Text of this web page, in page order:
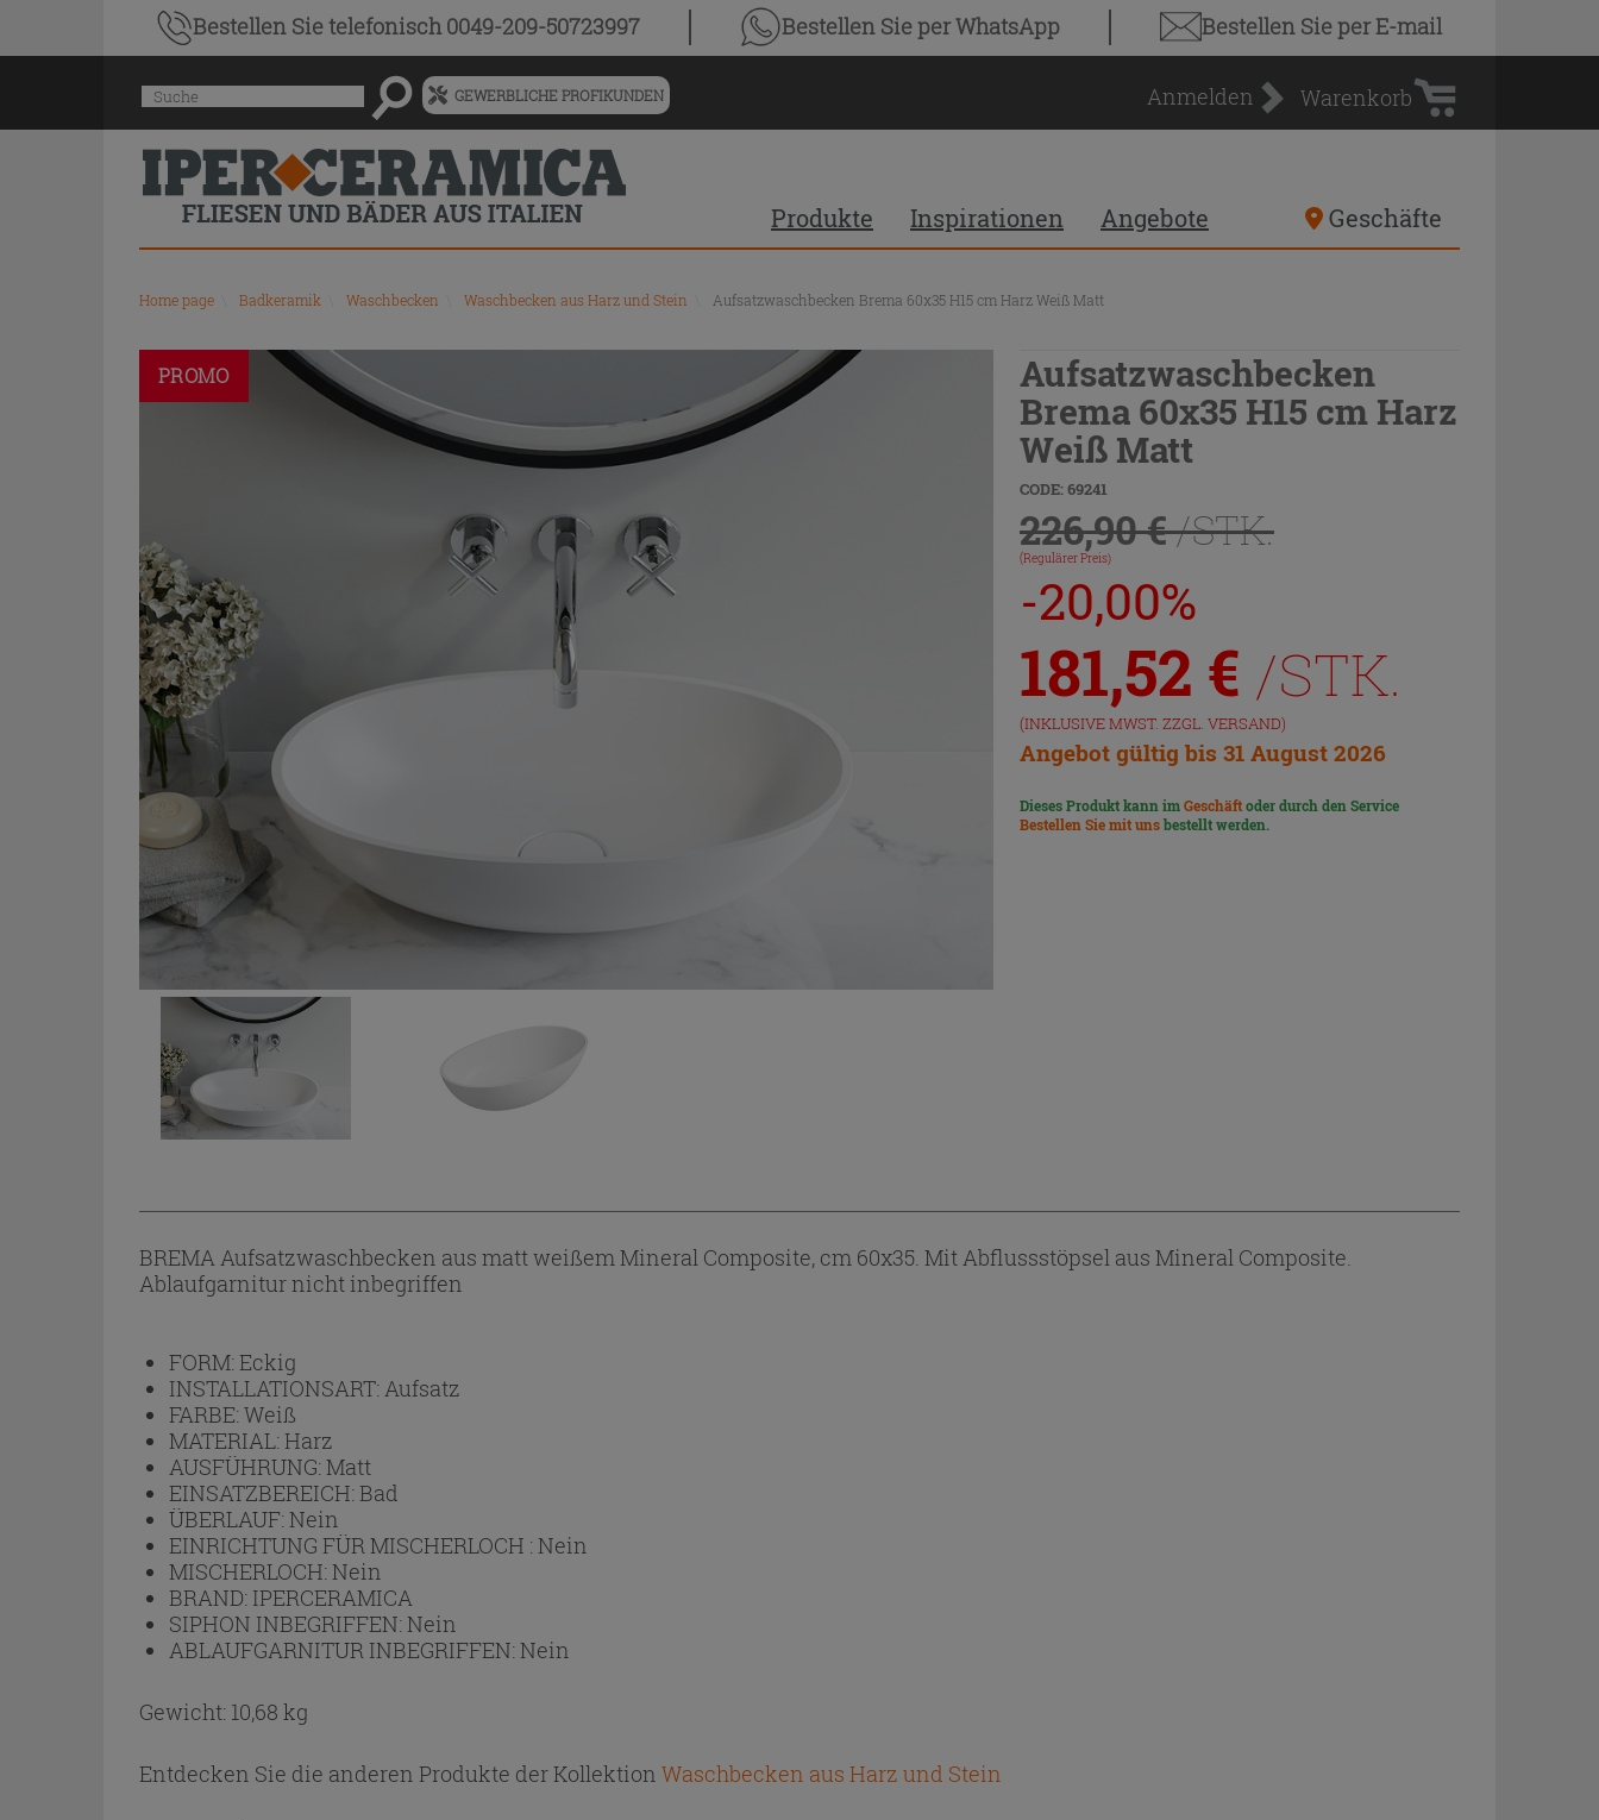
Bestellen Sietelefonisch 0049-209-50723997 Bestellen Sieper WhatsApp Bestellen Sieper E-mail
Menü
für
vorgeschlagenen
Siteinhalt
und
Suchprotokoll
Suche GEWERBLICHE PROFIKUNDEN Anmelden
Warenkorb
Warenkorb
Produkte Inspirationen Angebote Geschäfte
Home page Badkeramik Waschbecken Waschbecken aus Harz und Stein Aufsatzwaschbecken Brema 60x35 H15 cm Harz Weiß Matt
PROMO
Aufsatzwaschbecken
Brema 60x35 H15 cm Harz
Weiß Matt
CODE: 69241
226,90 €/STK.
(Regulärer Preis)
-20,00%
181,52 € /STK.
(INKLUSIVE MWST. ZZGL. VERSAND)
Angebot gültig bis 31 August 2026
Dieses Produkt kann imGeschäftoder durch den Service
Bestellen Sie mit unsbestellt werden.
BREMA Aufsatzwaschbecken aus matt weißem Mineral Composite, cm 60x35. Mit Abflussstöpsel aus Mineral Composite.
Ablaufgarnitur nicht inbegriffen
FORM:Eckig
INSTALLATIONSART:Aufsatz
FARBE:Weiß
MATERIAL:Harz
AUSFÜHRUNG:Matt
EINSATZBEREICH:Bad
ÜBERLAUF:Nein
EINRICHTUNG FÜR MISCHERLOCH :Nein
MISCHERLOCH:Nein
BRAND: IPERCERAMICA
SIPHON INBEGRIFFEN:Nein
ABLAUFGARNITUR INBEGRIFFEN:Nein
Gewicht: 10,68 kg
Entdecken Sie die anderen Produkte der Kollektion Waschbecken aus Harz und Stein